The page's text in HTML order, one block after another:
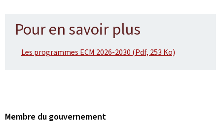
Pour en savoir plus
Les programmes ECM 2026-2030 (Pdf, 253 Ko)
Membre du gouvernement